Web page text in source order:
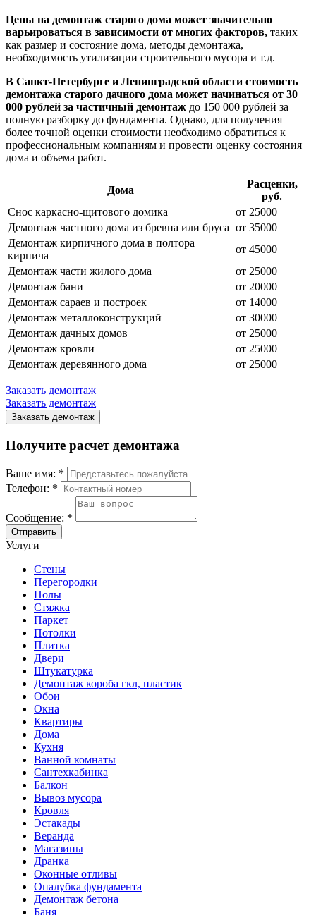
Цены на демонтаж старого дома может значительно
варьироваться в зависимости от многих факторов, таких
как размер и состояние дома, методы демонтажа,
необходимость утилизации строительного мусора и т.д.
В Санкт-Петербурге и Ленинградской области стоимость
демонтажа старого дачного дома может начинаться от 30
000 рублей за частичный демонтаж до 150 000 рублей за
полную разборку до фундамента. Однако, для получения
более точной оценки стоимости необходимо обратиться к
профессиональным компаниям и провести оценку состояния
дома и объема работ.
Дома
Расценки,
руб.
Снос каркасно-щитового домика
от 25000
Демонтаж частного дома из бревна или бруса от 35000
Демонтаж кирпичного дома в полтора
кирпича
от 45000
Демонтаж части жилого дома
от 25000
Демонтаж бани
от 20000
Демонтаж сараев и построек
от 14000
Демонтаж металлоконструкций
от 30000
Демонтаж дачных домов
от 25000
Демонтаж кровли
от 25000
Демонтаж деревянного дома
от 25000
Заказать демонтаж
Заказать демонтаж
Заказать демонтаж
Получите расчет демонтажа
Ваше имя: *
Телефон: *
Сообщение: *
Отправить
Услуги
Стены
Перегородки
Полы
Стяжка
Паркет
Потолки
Плитка
Двери
Штукатурка
Демонтаж короба гкл, пластик
Обои
Окна
Квартиры
Дома
Кухня
Ванной комнаты
Сантехкабинка
Балкон
Вывоз мусора
Кровля
Эстакады
Веранда
Магазины
Дранка
Оконные отливы
Опалубка фундамента
Демонтаж бетона
Баня